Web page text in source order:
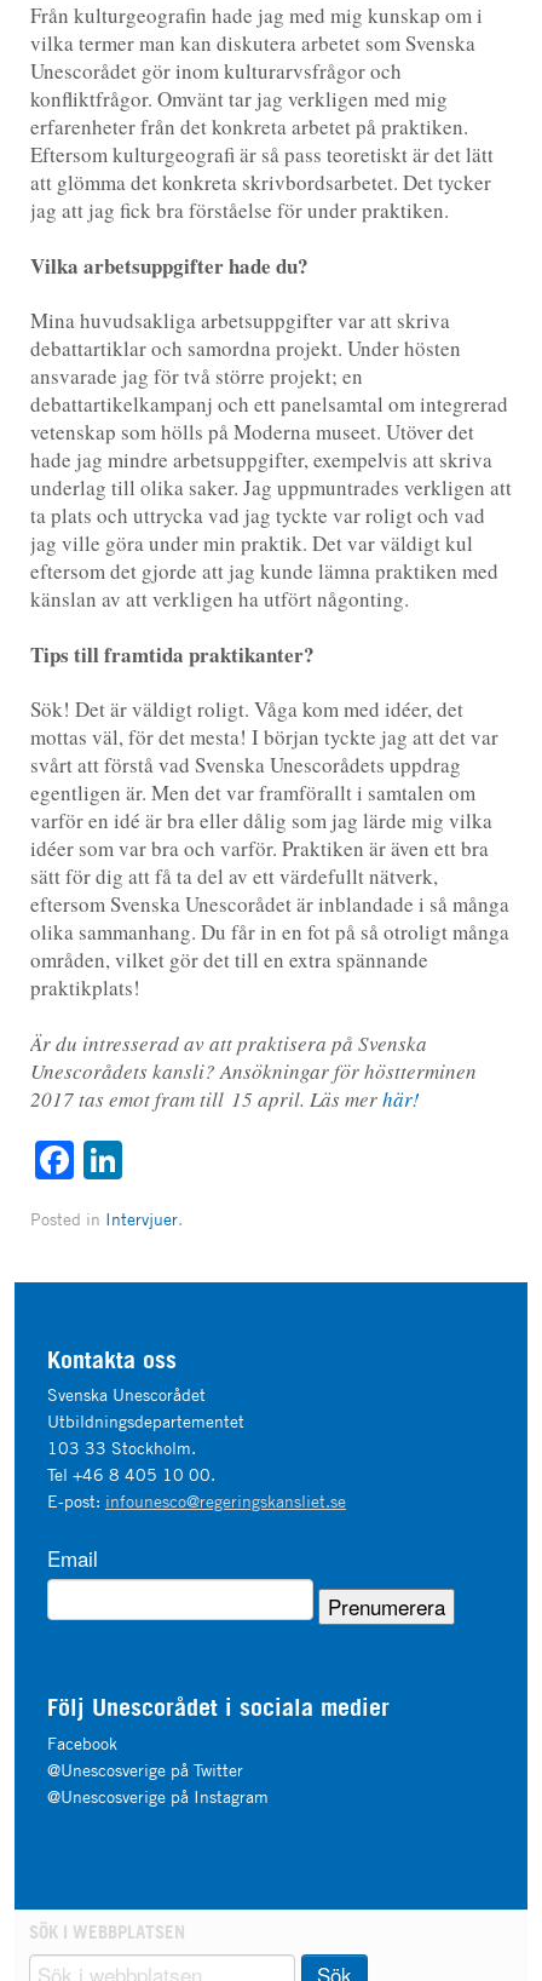
Från kulturgeografin hade jag med mig kunskap om i
vilka termer man kan diskutera arbetet som Svenska
Unescorådet gör inom kulturarvsfrågor och
konfliktfrågor. Omvänt tar jag verkligen med mig
erfarenheter från det konkreta arbetet på praktiken.
Eftersom kulturgeografi är så pass teoretiskt är det lätt
att glömma det konkreta skrivbordsarbetet. Det tycker
jag att jag fick bra förståelse för under praktiken.
Vilka arbetsuppgifter hade du?
Mina huvudsakliga arbetsuppgifter var att skriva
debattartiklar och samordna projekt. Under hösten
ansvarade jag för två större projekt; en
debattartikelkampanj och ett panelsamtal om integrerad
vetenskap som hölls på Moderna museet. Utöver det
hade jag mindre arbetsuppgifter, exempelvis att skriva
underlag till olika saker. Jag uppmuntrades verkligen att
ta plats och uttrycka vad jag tyckte var roligt och vad
jag ville göra under min praktik. Det var väldigt kul
eftersom det gjorde att jag kunde lämna praktiken med
känslan av att verkligen ha utfört någonting.
Tips till framtida praktikanter?
Sök! Det är väldigt roligt. Våga kom med idéer, det
mottas väl, för det mesta! I början tyckte jag att det var
svårt att förstå vad Svenska Unescorådets uppdrag
egentligen är. Men det var framförallt i samtalen om
varför en idé är bra eller dålig som jag lärde mig vilka
idéer som var bra och varför. Praktiken är även ett bra
sätt för dig att få ta del av ett värdefullt nätverk,
eftersom Svenska Unescorådet är inblandade i så många
olika sammanhang. Du får in en fot på så otroligt många
områden, vilket gör det till en extra spännande
praktikplats!
Är du intresserad av att praktisera på Svenska
Unescorådets kansli? Ansökningar för höstterminen
2017 tas emot fram till 15 april. Läs merhär!
Facebook
LinkedIn
Posted in Intervjuer.
Kontakta oss
Svenska Unescorådet
Utbildningsdepartementet
103 33 Stockholm.
Tel +46 8 405 10 00.
E-post: infounesco@regeringskansliet.se
Email
Följ Unescorådet i sociala medier
Facebook
@Unescosverige på Twitter
@Unescosverige på Instagram
SÖK I WEBBPLATSEN
Sök